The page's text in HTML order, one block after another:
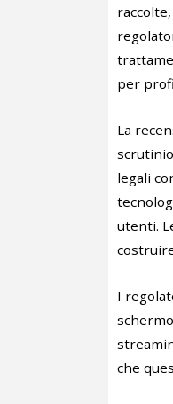
per
La
legali
utenti.
I
che